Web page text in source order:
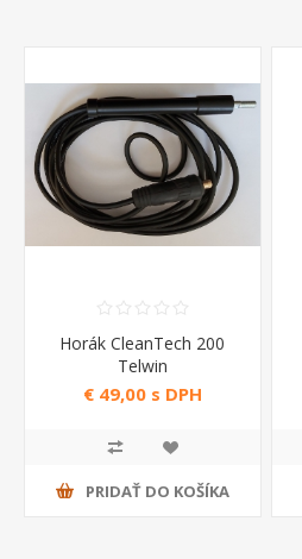
Horák CleanTech 200
Telwin
€ 49,00 s DPH
PRIDAŤ DO KOŠÍKA